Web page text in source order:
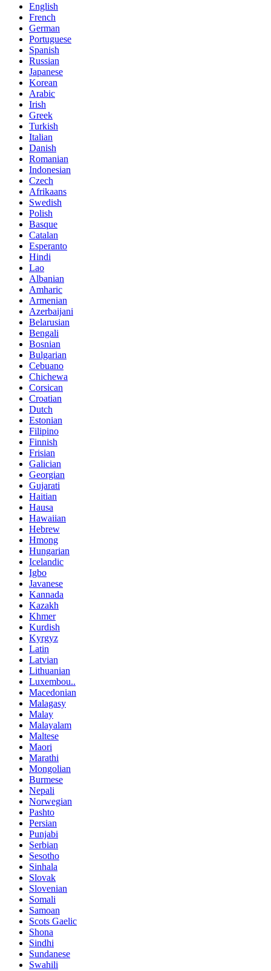
English
French
German
Portuguese
Spanish
Russian
Japanese
Korean
Arabic
Irish
Greek
Turkish
Italian
Danish
Romanian
Indonesian
Czech
Afrikaans
Swedish
Polish
Basque
Catalan
Esperanto
Hindi
Lao
Albanian
Amharic
Armenian
Azerbaijani
Belarusian
Bengali
Bosnian
Bulgarian
Cebuano
Chichewa
Corsican
Croatian
Dutch
Estonian
Filipino
Finnish
Frisian
Galician
Georgian
Gujarati
Haitian
Hausa
Hawaiian
Hebrew
Hmong
Hungarian
Icelandic
Igbo
Javanese
Kannada
Kazakh
Khmer
Kurdish
Kyrgyz
Latin
Latvian
Lithuanian
Luxembou..
Macedonian
Malagasy
Malay
Malayalam
Maltese
Maori
Marathi
Mongolian
Burmese
Nepali
Norwegian
Pashto
Persian
Punjabi
Serbian
Sesotho
Sinhala
Slovak
Slovenian
Somali
Samoan
Scots Gaelic
Shona
Sindhi
Sundanese
Swahili